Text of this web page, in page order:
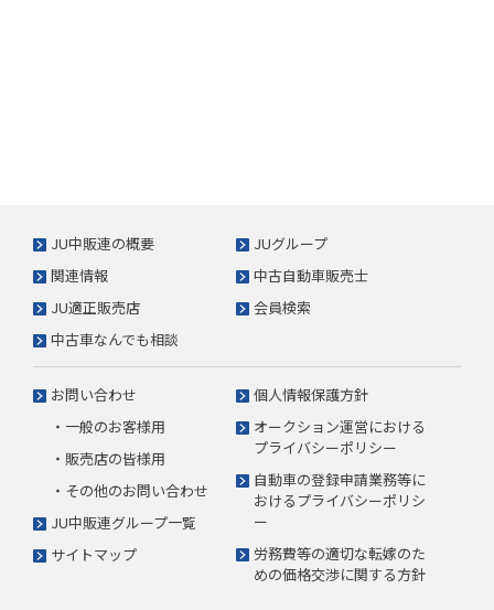
JU中販連の概要
JUグループ
関連情報
中古自動車販売士
JU適正販売店
会員検索
中古車なんでも相談
お問い合わせ
・一般のお客様用
・販売店の皆様用
・その他のお問い合わせ
JU中販連グループ一覧
サイトマップ
個人情報保護方針
オークション運営における
プライバシーポリシー
自動車の登録申請業務等に
おけるプライバシーポリシ
ー
労務費等の適切な転嫁のた
めの価格交渉に関する方針